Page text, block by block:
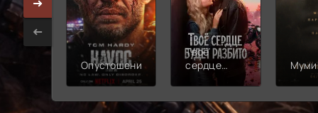
Опустошение
Твоё
сердце